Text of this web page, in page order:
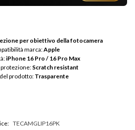
per obiettivo della fotocamera
marca: Apple
iPhone 16 Pro / 16 Pro Max
Scratch resistant
prodotto: Trasparente
TECAMGLIP16PK